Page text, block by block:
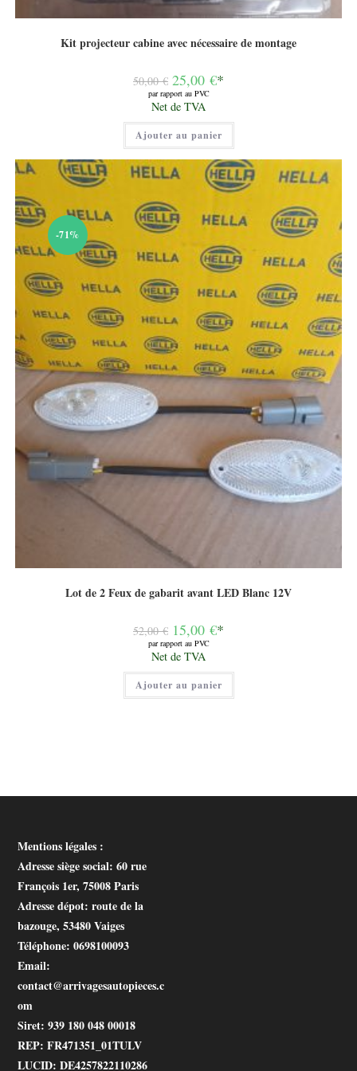
Kit projecteur cabine avec nécessaire de montage
50,00€ Le
prix
initial
était :
50,00 €.
25,00 €*
par rapport au PVC
Le
prix
actuel
est :
25,00 €.
Net de TVA
Ajouter au panier
-71%
Lot de 2 Feux de gabarit avant LED Blanc 12V
52,00€ Le
prix
initial
était :
52,00 €.
15,00 €*
par rapport au PVC
Le
prix
actuel
est :
15,00 €.
Net de TVA
Ajouter au panier
Mentions légales :
Adresse siège social: 60 rue
François 1er, 75008 Paris
Adresse dépot: route de la
bazouge, 53480 Vaiges
Téléphone: 0698100093
Email:
contact@arrivagesautopieces.c
om
Siret: 939 180 048 00018
REP: FR471351_01TULV
LUCID: DE4257822110286